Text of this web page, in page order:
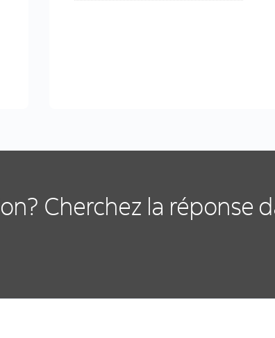
Cherchez la réponse